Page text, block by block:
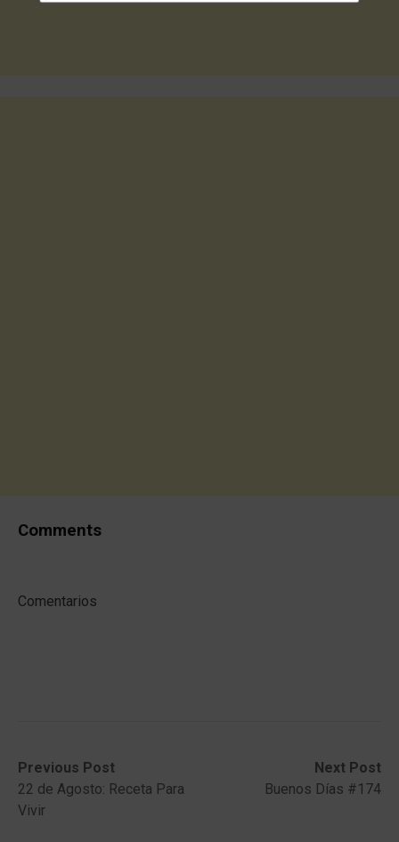
Comments
Comentarios
Post
navigation
Previous Post
Previous
post:22 de Agosto: Receta Para
Vivir
Next Post
Next
post:
Buenos Días #174